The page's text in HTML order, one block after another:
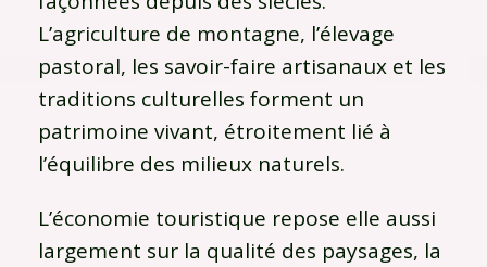
L’agriculture de montagne, l’élevage
pastoral, les savoir-faire artisanaux et les
traditions culturelles forment un
patrimoine vivant, étroitement lié à
l’équilibre des milieux naturels.
L’économie touristique repose elle aussi
largement sur la qualité des paysages, la